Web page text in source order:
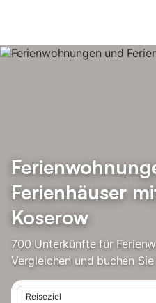
Ferienhäuser
Koserow
700 Unterkünfte für
Vergleichen und buchen
Reiseziel